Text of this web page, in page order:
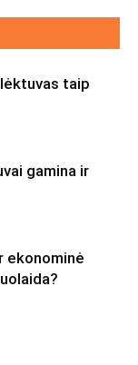
taip
gamina ir
ekonominė